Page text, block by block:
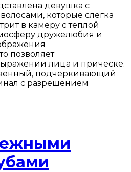
девушка с
которые слегка
в камеру с теплой
дружелюбия и
позволяет
лица и прическе.
подчеркивающий
с разрешением